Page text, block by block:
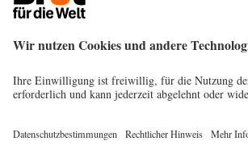
Ich habe Fragen zu meiner Spende
Spendengütesiegel
Transparenz